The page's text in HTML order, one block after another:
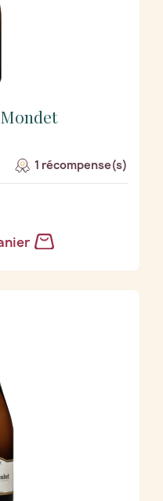
1 récompense(s)